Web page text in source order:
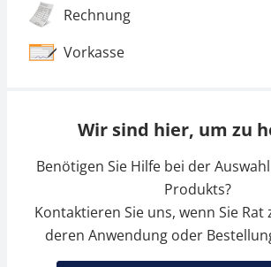
Rechnung
Vorkasse
Wir sind hier, um zu
Benötigen Sie Hilfe bei der
Produkts?
Kontaktieren Sie uns, wenn Sie
deren Anwendung oder